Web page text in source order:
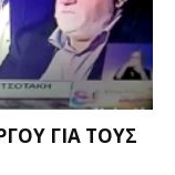
ΓΙΑ ΤΟΥΣ